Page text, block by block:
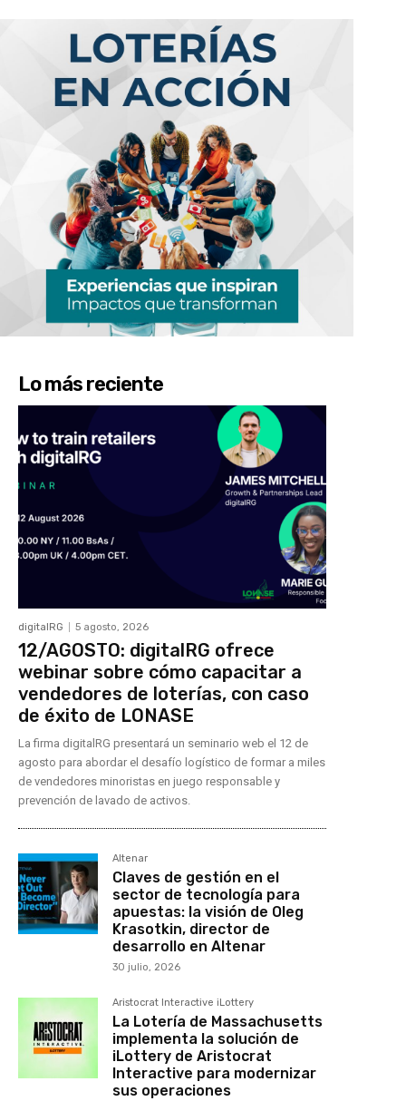
Lo más reciente
digitalRG 5 agosto, 2026
12/AGOSTO: digitalRG ofrece
webinar sobre cómo capacitar a
vendedores de loterías, con caso
de éxito de LONASE
La firma digitalRG presentará un seminario web el 12 de
agosto para abordar el desafío logístico de formar a miles
de vendedores minoristas en juego responsable y
prevención de lavado de activos.
Altenar
Claves de gestión en el
sector de tecnología para
apuestas: la visión de Oleg
Krasotkin, director de
desarrollo en Altenar
30 julio, 2026
Aristocrat Interactive iLottery
La Lotería de Massachusetts
implementa la solución de
iLottery de Aristocrat
Interactive para modernizar
sus operaciones